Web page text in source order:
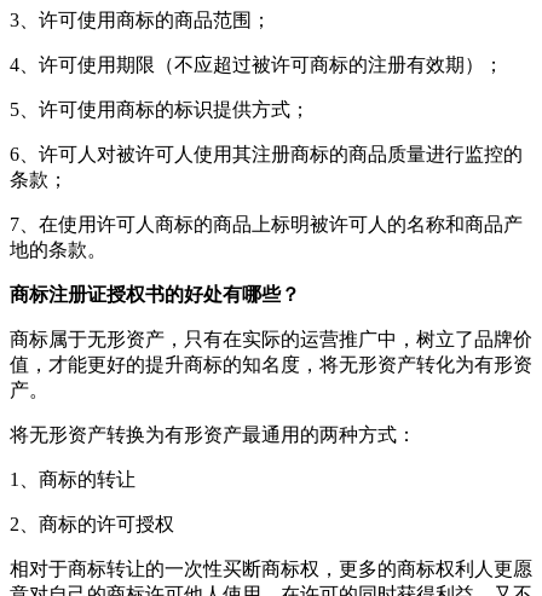
3、许可使用商标的商品范围；
4、许可使用期限（不应超过被许可商标的注册有效期）；
5、许可使用商标的标识提供方式；
6、许可人对被许可人使用其注册商标的商品质量进行监控的
条款；
7、在使用许可人商标的商品上标明被许可人的名称和商品产
地的条款。
商标注册证授权书的好处有哪些？
商标属于无形资产，只有在实际的运营推广中，树立了品牌价
值，才能更好的提升商标的知名度，将无形资产转化为有形资
产。
将无形资产转换为有形资产最通用的两种方式：
1、商标的转让
2、商标的许可授权
相对于商标转让的一次性买断商标权，更多的商标权利人更愿